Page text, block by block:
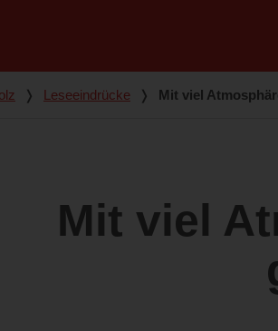
❭ Leseeindrücke ❭ Mit viel
Mit viel